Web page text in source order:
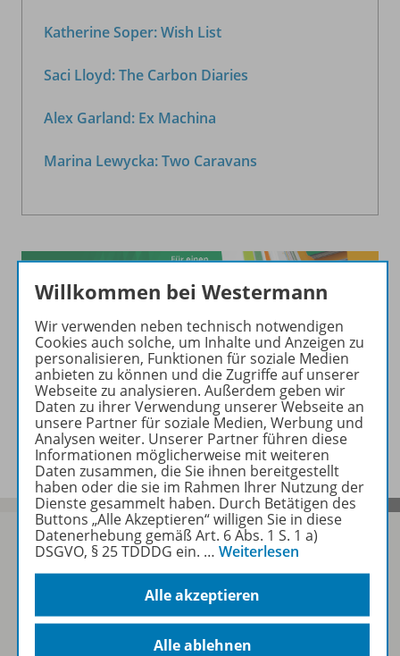
Katherine Soper: Wish List
Saci Lloyd: The Carbon Diaries
Alex Garland: Ex Machina
Marina Lewycka: Two Caravans
Bitte geben Sie den Online-Schlüssel ein, der in der
unteren Ecke auf der hinteren Umschlaginnenseite
des Unterrichtsmodells eingedruckt ist.
Einlösen
Zum Newsletter anmelden
Willkommen bei Westermann
Wir verwenden neben technisch notwendigen
Cookies auch solche, um Inhalte und Anzeigen zu
personalisieren, Funktionen für soziale Medien
anbieten zu können und die Zugriffe auf unserer
Webseite zu analysieren. Außerdem geben wir
Daten zu ihrer Verwendung unserer Webseite an
unsere Partner für soziale Medien, Werbung und
Analysen weiter. Unserer Partner führen diese
Informationen möglicherweise mit weiteren
Daten zusammen, die Sie ihnen bereitgestellt
haben oder die sie im Rahmen Ihrer Nutzung der
Dienste gesammelt haben. Durch Betätigen des
Buttons „Alle Akzeptieren“ willigen Sie in diese
Datenerhebung gemäß Art. 6 Abs. 1 S. 1 a)
DSGVO, § 25 TDDDG ein. … Weiterlesen
Alle akzeptieren
Alle ablehnen